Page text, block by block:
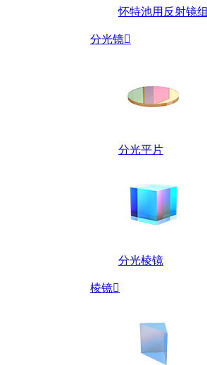
怀特池用反射镜组
分光镜
分光平片
分光棱镜
棱镜